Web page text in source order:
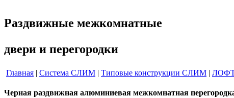
Раздвижные межкомнатные
двери и перегородки
Главная | Система СЛИМ | Типовые конструкции СЛИМ |
Черная раздвижная алюминиевая межкомнатная